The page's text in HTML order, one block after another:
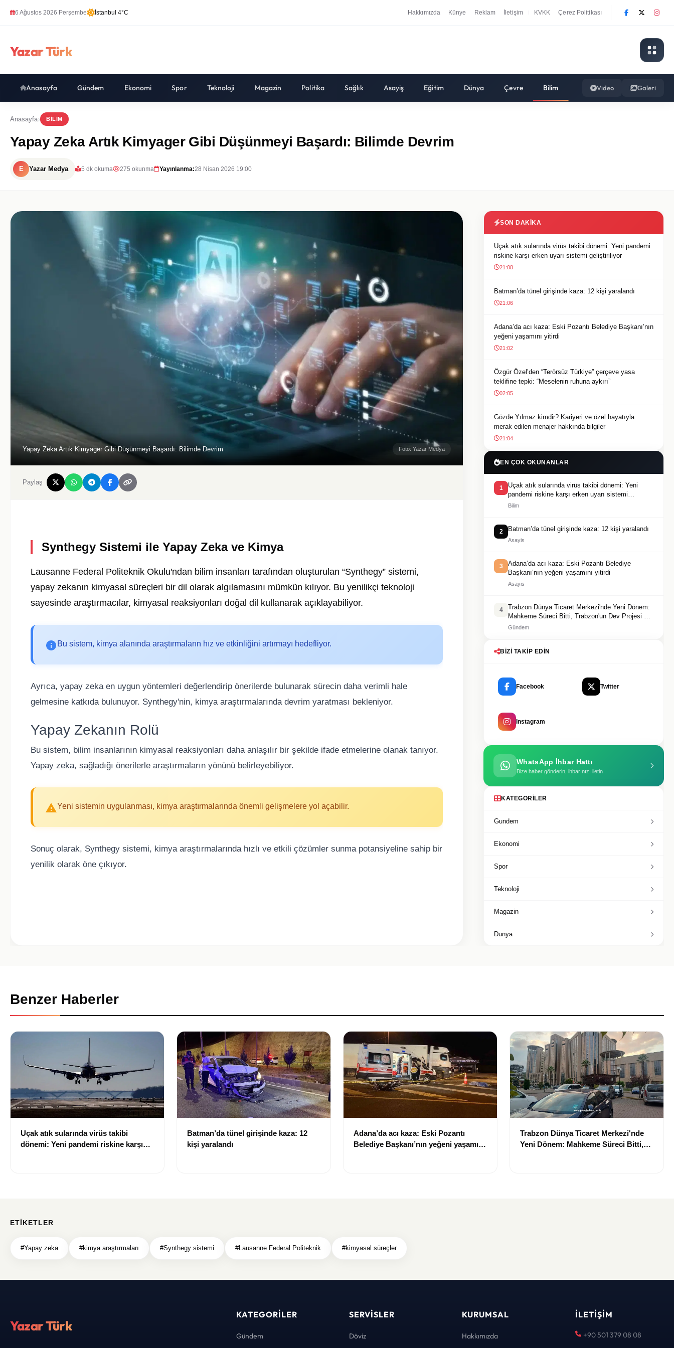
6 Ağustos 2026 Perşembe İstanbul 4°C Hakkımızda Künye Reklam İletişim KVKK Çerez Politikası
Yazar Türk
Anasayfa Gündem Ekonomi Spor Teknoloji Magazin Politika Sağlık Asayiş Eğitim Dünya Çevre Bilim Video Galeri
Anasayfa BILIM
Yapay Zeka Artık Kimyager Gibi Düşünmeyi Başardı: Bilimde Devrim
E Yazar Medya 5 dk okuma 275 okunma Yayınlanma:28 Nisan 2026 19:00
Yapay Zeka Artık Kimyager Gibi Düşünmeyi Başardı: Bilimde Devrim Foto: Yazar Medya
Paylaş
Synthegy Sistemi ile Yapay Zeka ve Kimya
Lausanne Federal Politeknik Okulu'ndan bilim insanları tarafından oluşturulan “Synthegy” sistemi,
yapay zekanın kimyasal süreçleri bir dil olarak algılamasını mümkün kılıyor. Bu yenilikçi teknoloji
sayesinde araştırmacılar, kimyasal reaksiyonları doğal dil kullanarak açıklayabiliyor.
Bu sistem, kimya alanında araştırmaların hız ve etkinliğini artırmayı hedefliyor.
Ayrıca, yapay zeka en uygun yöntemleri değerlendirip önerilerde bulunarak sürecin daha verimli hale
gelmesine katkıda bulunuyor. Synthegy'nin, kimya araştırmalarında devrim yaratması bekleniyor.
Yapay Zekanın Rolü
Bu sistem, bilim insanlarının kimyasal reaksiyonları daha anlaşılır bir şekilde ifade etmelerine olanak tanıyor.
Yapay zeka, sağladığı önerilerle araştırmaların yönünü belirleyebiliyor.
Yeni sistemin uygulanması, kimya araştırmalarında önemli gelişmelere yol açabilir.
Sonuç olarak, Synthegy sistemi, kimya araştırmalarında hızlı ve etkili çözümler sunma potansiyeline sahip bir
yenilik olarak öne çıkıyor.
SON DAKIKA
Uçak atık sularında virüs takibi dönemi: Yeni pandemi
riskine karşı erken uyarı sistemi geliştiriliyor
21:08
Batman’da tünel girişinde kaza: 12 kişi yaralandı
21:06
Adana’da acı kaza: Eski Pozantı Belediye Başkanı’nın
yeğeni yaşamını yitirdi
21:02
Özgür Özel’den “Terörsüz Türkiye” çerçeve yasa
teklifine tepki: “Meselenin ruhuna aykırı”
02:05
Gözde Yılmaz kimdir? Kariyeri ve özel hayatıyla
merak edilen menajer hakkında bilgiler
21:04
EN ÇOK OKUNANLAR
1
Uçak atık sularında virüs takibi dönemi: Yeni
pandemi riskine karşı erken uyarı sistemi
geliştiriliyor
Bilim
2 Batman’da tünel girişinde kaza: 12 kişi yaralandı
Asayis
3
Adana’da acı kaza: Eski Pozantı Belediye
Başkanı’nın yeğeni yaşamını yitirdi
Asayis
4
Trabzon Dünya Ticaret Merkezi'nde Yeni Dönem:
Mahkeme Süreci Bitti, Trabzon'un Dev Projesi Ne
Zaman Tamamlanacak?
Gündem
BIZI TAKIP EDIN
Facebook Twitter
Instagram
WhatsApp İhbar Hattı
Bize haber gönderin, ihbarınızı iletin
KATEGORILER
Gundem
Ekonomi
Spor
Teknoloji
Magazin
Dunya
Benzer Haberler
Uçak atık sularında virüs takibi
dönemi: Yeni pandemi riskine karşı
Batman’da tünel girişinde kaza: 12
kişi yaralandı
Adana’da acı kaza: Eski Pozantı
Belediye Başkanı’nın yeğeni yaşamını
Trabzon Dünya Ticaret Merkezi'nde
Yeni Dönem: Mahkeme Süreci Bitti,
ETIKETLER
#Yapay zeka #kimya araştırmaları #Synthegy sistemi #Lausanne Federal Politeknik #kimyasal süreçler
Yazar Türk
KATEGORILER
Gündem
SERVISLER
Döviz
KURUMSAL
Hakkımızda
İLETIŞIM
+90 501 379 08 08